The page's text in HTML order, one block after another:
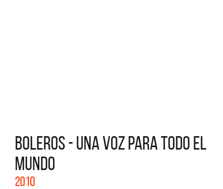
BOLEROS - UNA VOZ PARA TODO EL
MUNDO
2010